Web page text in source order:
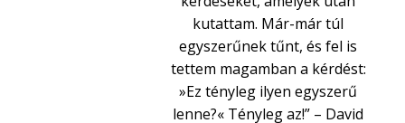
kutattam. Már-már túl
egyszerűnek tűnt, és fel is
tettem magamban a kérdést:
»Ez tényleg ilyen egyszerű
lenne?« Tényleg az!” – David